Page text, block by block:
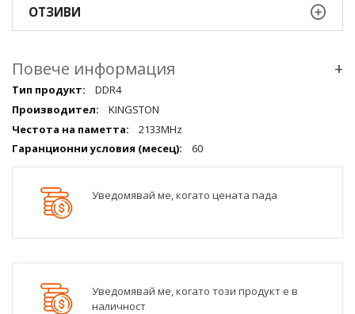
ОТЗИВИ
Повече информация +
Повече
информация
qqq
DDR4
KINGSTON
2133MHz
60
Уведомявай ме, когато цената пада
Уведомявай ме, когато този продукт е в
наличност